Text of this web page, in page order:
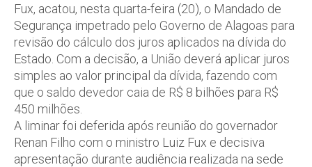
Fux, acatou, nesta quarta-feira (20), o Mandado de
Segurança impetrado pelo Governo de Alagoas para
revisão do cálculo dos juros aplicados na dívida do
Estado. Com a decisão, a União deverá aplicar juros
simples ao valor principal da dívida, fazendo com
que o saldo devedor caia de R$ 8 bilhões para R$
450 milhões.
A liminar foi deferida após reunião do governador
Renan Filho com o ministro Luiz Fux e decisiva
apresentação durante audiência realizada na sede